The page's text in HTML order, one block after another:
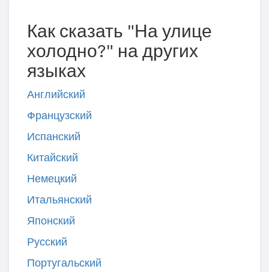
Как сказать "На улице
холодно?" на других
языках
Английский
Французский
Испанский
Китайский
Немецкий
Итальянский
Японский
Русский
Португальский